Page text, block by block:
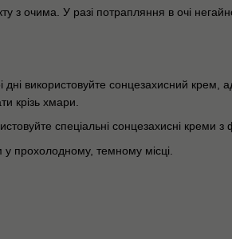
з очима. У разі потрапляння в очі
дні використовуйте сонцезахисний крем,
крізь хмари.
спеціальні сонцезахисні креми
у прохолодному, темному місці.